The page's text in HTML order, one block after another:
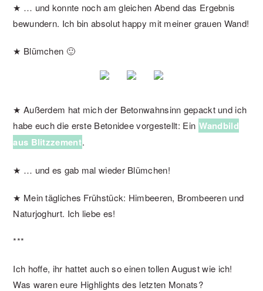
★ … und konnte noch am gleichen Abend das Ergebnis
bewundern. Ich bin absolut happy mit meiner grauen Wand!
★ Blümchen 🙂
★ Außerdem hat mich der Betonwahnsinn gepackt und ich
habe euch die erste Betonidee vorgestellt: Ein Wandbild
aus Blitzzement.
★ … und es gab mal wieder Blümchen!
★ Mein tägliches Frühstück: Himbeeren, Brombeeren und
Naturjoghurt. Ich liebe es!
***
Ich hoffe, ihr hattet auch so einen tollen August wie ich!
Was waren eure Highlights des letzten Monats?